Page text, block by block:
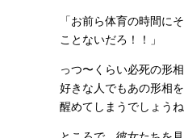
「お前ら体育の時間に
ことないだろ！！」
っつ〜くらい必死の形
好きな人でもあの形相
醒めてしまうでしょうね